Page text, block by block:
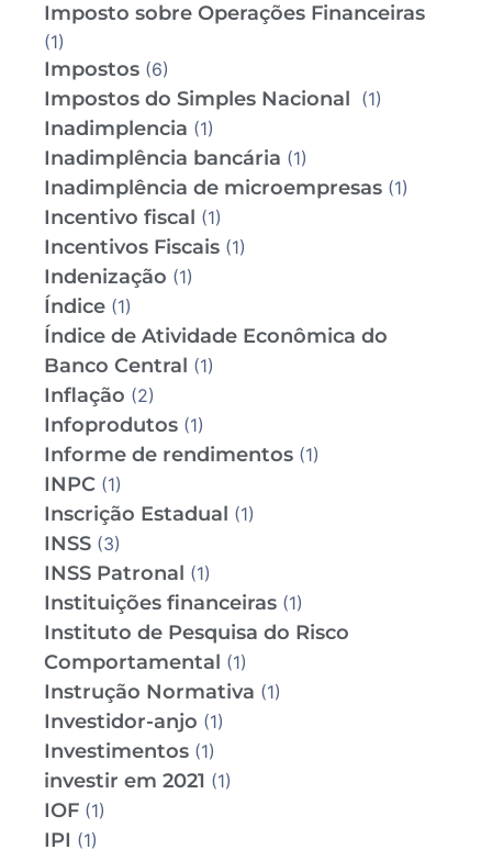
Imposto sobre Operações Financeiras
(1)
Impostos (6)
Impostos do Simples Nacional (1)
Inadimplencia (1)
Inadimplência bancária (1)
Inadimplência de microempresas (1)
Incentivo fiscal (1)
Incentivos Fiscais (1)
Indenização (1)
Índice (1)
Índice de Atividade Econômica do
Banco Central (1)
Inflação (2)
Infoprodutos (1)
Informe de rendimentos (1)
INPC (1)
Inscrição Estadual (1)
INSS (3)
INSS Patronal (1)
Instituições financeiras (1)
Instituto de Pesquisa do Risco
Comportamental (1)
Instrução Normativa (1)
Investidor-anjo (1)
Investimentos (1)
investir em 2021 (1)
IOF (1)
IPI (1)